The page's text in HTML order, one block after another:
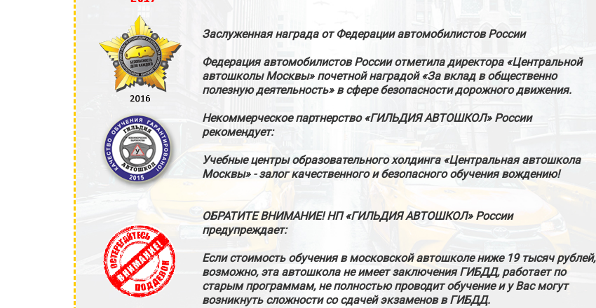
Заслуженная награда от Федерации автомобилистов России
Федерация автомобилистов России отметила директора «Центральной
автошколы Москвы» почетной наградой «За вклад в общественно
полезную деятельность» в сфере безопасности дорожного движения.
Некоммерческое партнерство «ГИЛЬДИЯ АВТОШКОЛ» России
рекомендует:
Учебные центры образовательного холдинга «Центральная автошкола
Москвы» - залог качественного и безопасного обучения вождению!
ОБРАТИТЕ ВНИМАНИЕ! НП «ГИЛЬДИЯ АВТОШКОЛ» России
предупреждает:
Если стоимость обучения в московской автошколе ниже 19 тысяч рублей,
возможно, эта автошкола не имеет заключения ГИБДД, работает по
старым программам, не полностью проводит обучение и у Вас могут
возникнуть сложности со сдачей экзаменов в ГИБДД.